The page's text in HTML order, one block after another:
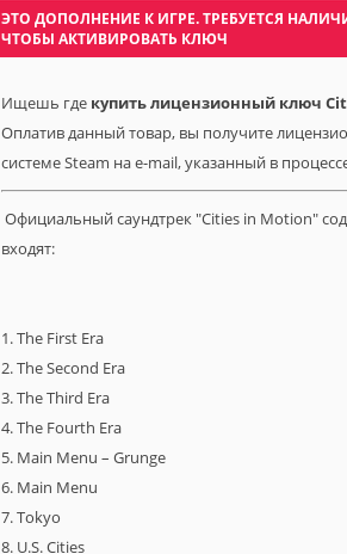
ЭТО ДОПОЛНЕНИЕ К ИГРЕ. ТРЕБУЕТСЯ
ЧТОБЫ АКТИВИРОВАТЬ КЛЮЧ
Ищешь где купить лицензионный ключ
Оплатив данный товар, вы получите
системе Steam на e-mail, указанный в
Официальный саундтрек "Cities in Motion"
входят:
1. The First Era
2. The Second Era
3. The Third Era
4. The Fourth Era
5. Main Menu – Grunge
6. Main Menu
7. Tokyo
8. U.S. Cities